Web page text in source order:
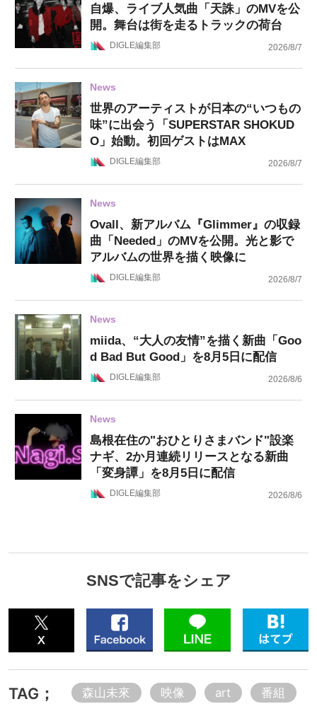
自爆、ライブ人気曲「天誅」のMVを公
開。舞台は街を走るトラックの荷台
DIGLE編集部 2026/8/7
News
世界のアーティストが日本の“いつもの
味”に出会う「SUPERSTAR SHOKUD
O」始動。初回ゲストはMAX
DIGLE編集部 2026/8/7
News
Ovall、新アルバム『Glimmer』の収録
曲「Needed」のMVを公開。光と影で
アルバムの世界を描く映像に
DIGLE編集部 2026/8/7
News
miida、“大人の友情”を描く新曲「Goo
d Bad But Good」を8月5日に配信
DIGLE編集部 2026/8/6
News
島根在住の"おひとりさまバンド"設楽
ナギ、2か月連続リリースとなる新曲
「変身譚」を8月5日に配信
DIGLE編集部 2026/8/6
SNSで記事をシェア
TAG； 森山未來 映像 art 番組